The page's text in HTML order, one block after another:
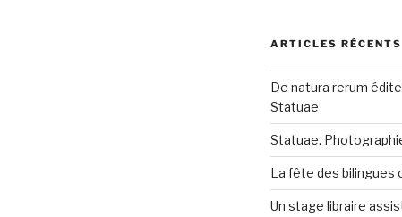
ARTICLES RÉCENTS
De natura rerum
Statuae
Statuae.
La fête des bilingues
Un stage libraire